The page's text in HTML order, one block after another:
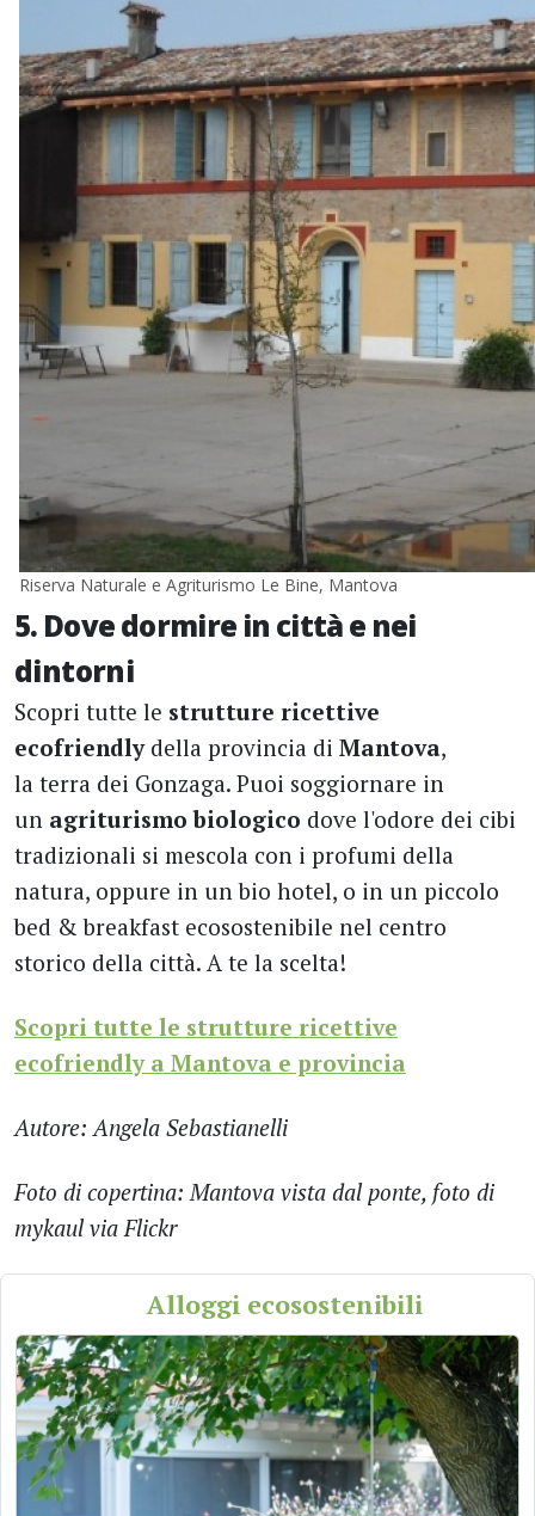
Riserva Naturale e Agriturismo Le Bine, Mantova
5. Dove dormire in città e nei
dintorni
Scopri tutte le strutture ricettive
ecofriendlydella provincia di Mantova,
la terra dei Gonzaga. Puoi soggiornare in
un agriturismo biologico dove l'odore dei cibi
tradizionali si mescola con i profumi della
natura, oppure in un bio hotel, o in un piccolo
bed & breakfast ecosostenibile nel centro
storico della città. A te la scelta!
Scopri tutte le strutture ricettive
ecofriendly a Mantova e provincia
Autore: Angela Sebastianelli
Foto di copertina: Mantova vista dal ponte, foto di
mykaul via Flickr
Alloggi ecosostenibili